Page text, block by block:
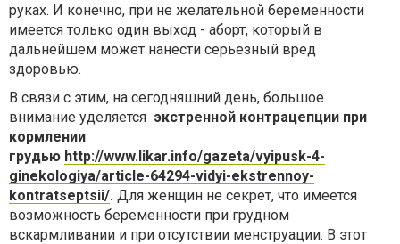
руках. И конечно, при не желательной беременности
имеется только один выход - аборт, который в
дальнейшем может нанести серьезный вред
здоровью.
В связи с этим, на сегодняшний день, большое
внимание уделяется экстренной контрацепции при
кормлении
грудью http://www.likar.info/gazeta/vyipusk-4-
ginekologiya/article-64294-vidyi-ekstrennoy-
kontratseptsii/. Для женщин не секрет, что имеется
возможность беременности при грудном
вскармливании и при отсутствии менструации. В этот